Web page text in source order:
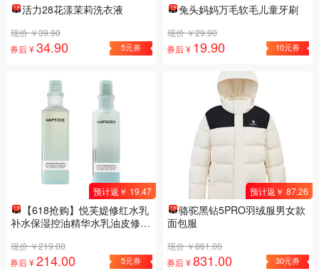
活力28花漾茉莉洗衣液
现价 ￥39.90
券后 ¥34.90 5元券
兔头妈妈万毛软毛儿童牙刷
现价 ￥29.90
券后 ¥ 19.90 10元券
预计返￥ 19.47
【618抢购】悦芙媞修红水乳
补水保湿控油精华水乳油皮修护
现价 ￥219.00
券后 ¥214.00 5元券
预计返￥ 87.26
骆驼黑钻5PRO羽绒服男女款
面包服
现价 ￥861.00
券后 ¥831.00 30元券